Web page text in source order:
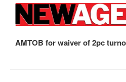
AMTOB for waiver of 2pc